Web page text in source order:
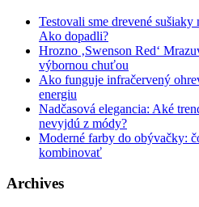
Testovali sme drevené
Ako dopadli?
Hrozno ‚Swenson Red‘
výbornou chuťou
Ako funguje infračervený
energiu
Nadčasová elegancia: Aké
nevyjdú z módy?
Moderné farby do obývačky:
kombinovať
Archives